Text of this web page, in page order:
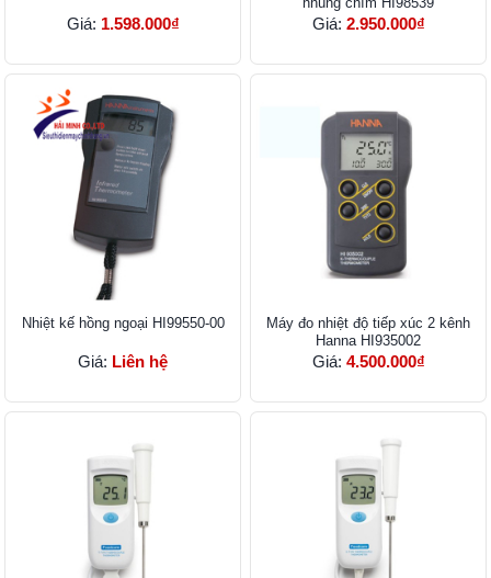
Giá: 1.598.000₫ Giá: 2.950.000₫
Nhiệt kế hồng ngoại HI99550-00
Giá: Liên hệ
Máy đo nhiệt độ tiếp xúc 2 kênh
Hanna HI935002
Giá: 4.500.000₫